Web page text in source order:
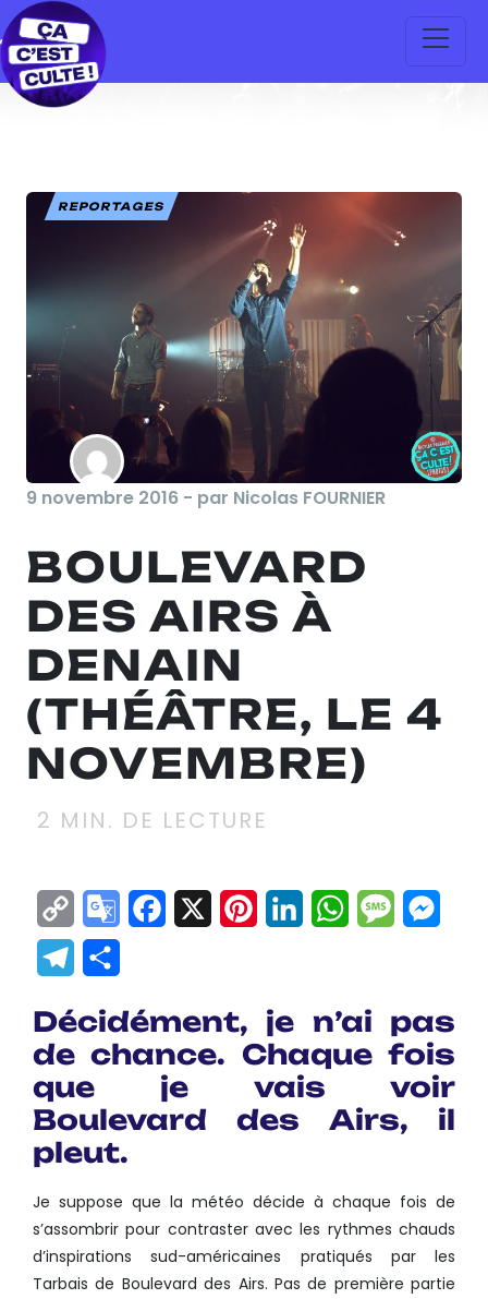
REPORTAGES
9 novembre 2016 - par Nicolas FOURNIER
BOULEVARD
DES AIRS À
DENAIN
(THÉÂTRE, LE 4
NOVEMBRE)
2 MIN. DE LECTURE
Copy
Link
GoogleFacebook
X Pinterest
LinkedInWhatsApp
Telegram
Décidément, je n’ai pas
de chance. Chaque fois
que je vais voir
Boulevard des Airs, il
pleut.
Je suppose que la météo décide à chaque fois de
s’assombrir pour contraster avec les rythmes chauds
d’inspirations sud-américaines pratiqués par les
Tarbais de Boulevard des Airs. Pas de première partie